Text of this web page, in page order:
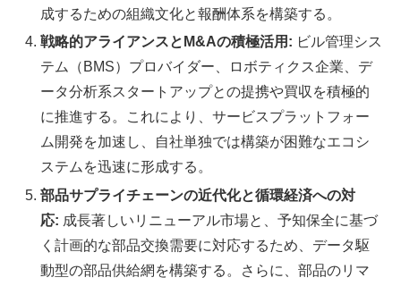
成するための組織文化と報酬体系を構築する。
戦略的アライアンスとM&Aの積極活用: ビル管理シス
テム（BMS）プロバイダー、ロボティクス企業、デ
ータ分析系スタートアップとの提携や買収を積極的
に推進する。これにより、サービスプラットフォー
ム開発を加速し、自社単独では構築が困難なエコシ
ステムを迅速に形成する。
部品サプライチェーンの近代化と循環経済への対
応: 成長著しいリニューアル市場と、予知保全に基づ
く計画的な部品交換需要に対応するため、データ駆
動型の部品供給網を構築する。さらに、部品のリマ